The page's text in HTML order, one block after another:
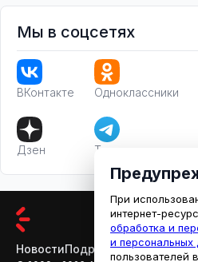
Мы в соцсетях
ВКонтакте Одноклассники
Дзен Телеграм
НовостиПодробностиАфиша
При
интернет-
обработка и
и персональных
пользователей